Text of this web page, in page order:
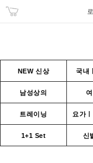
NEW 신상 국내
남성상의
트레이닝 요가
1+1 Set 신